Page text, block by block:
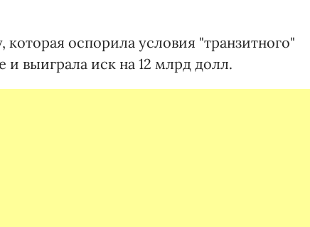
оспорила условия "транзитного"
и выиграла иск на 12 млрд долл.